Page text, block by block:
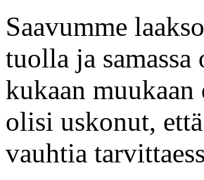
Saavumme
tuolla ja
kukaan
olisi uskonut,
vauhtia